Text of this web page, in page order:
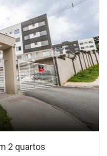
2 quartos